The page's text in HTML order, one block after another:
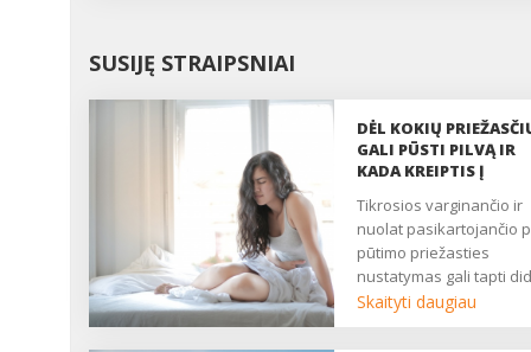
SUSIJĘ STRAIPSNIAI
DĖL KOKIŲ
GALI PŪSTI PILVĄ IR
KADA KREIPTIS Į
Tikrosios varginančio ir
nuolat pasikartojančio
pūtimo priežasties
nustatymas gali tapti
iššūkiu, nes tai gana
Skaityti daugiau